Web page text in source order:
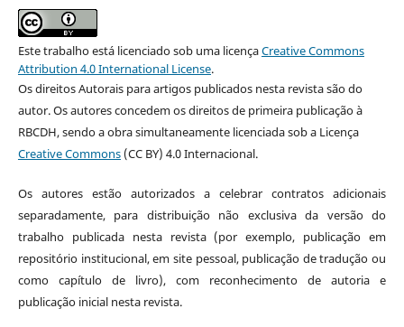
Este trabalho está licenciado sob uma licençaCreative Commons
Attribution 4.0 International License.
Os direitos Autorais para artigos publicados nesta revista são do
autor. Os autores concedem os direitos de primeira publicação à
RBCDH, sendo a obra simultaneamente licenciada sob a Licença
Creative Commons(CC BY) 4.0 Internacional.
Os autores estão autorizados a celebrar contratos adicionais
separadamente, para distribuição não exclusiva da versão do
trabalho publicada nesta revista (por exemplo, publicação em
repositório institucional, em site pessoal, publicação de tradução ou
como capítulo de livro), com reconhecimento de autoria e
publicação inicial nesta revista.